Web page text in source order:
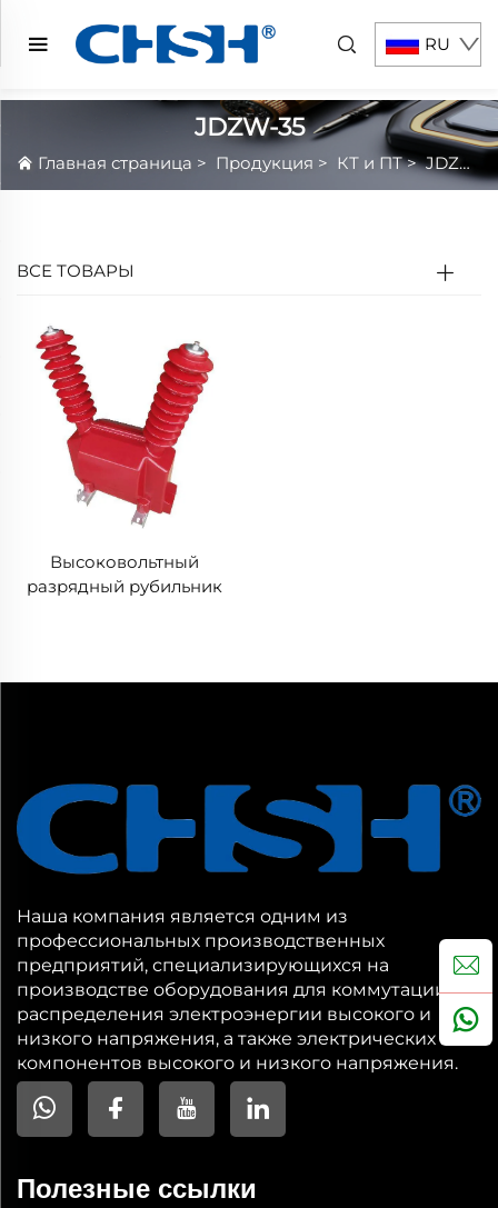
RU
JDZW-35
Главная страница > Продукция > КТ и ПТ>JDZW-35
ВСЕ ТОВАРЫ
Высоковольтный
разрядный рубильник
Уровень напряжения
Наша компания является одним из
профессиональных производственных
предприятий, специализирующихся на
производстве оборудования для коммутации и
распределения электроэнергии высокого и
низкого напряжения, а также электрических
компонентов высокого и низкого напряжения.
Полезные ссылки